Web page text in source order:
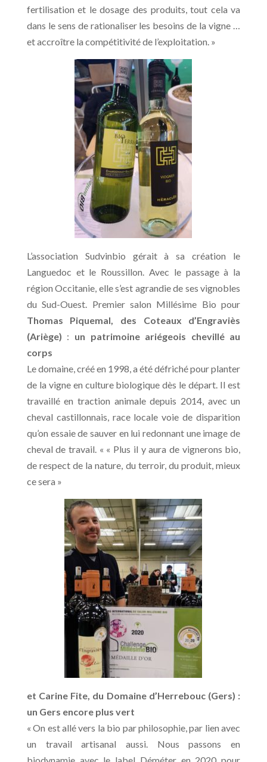
fertilisation et le dosage des produits, tout cela va
dans le sens de rationaliser les besoins de la vigne …
et accroître la compétitivité de l’exploitation. »
L’association Sudvinbio gérait à sa création le
Languedoc et le Roussillon. Avec le passage à la
région Occitanie, elle s’est agrandie de ses vignobles
du Sud-Ouest. Premier salon Millésime Bio pour
Thomas Piquemal, des Coteaux d’Engraviès
(Ariège) : un patrimoine ariégeois chevillé au
corps
Le domaine, créé en 1998, a été défriché pour planter
de la vigne en culture biologique dès le départ. Il est
travaillé en traction animale depuis 2014, avec un
cheval castillonnais, race locale voie de disparition
qu’on essaie de sauver en lui redonnant une image de
cheval de travail. « « Plus il y aura de vignerons bio,
de respect de la nature, du terroir, du produit, mieux
ce sera »
et Carine Fite, du Domaine d’Herrebouc (Gers) :
un Gers encore plus vert
« On est allé vers la bio par philosophie, par lien avec
un travail artisanal aussi. Nous passons en